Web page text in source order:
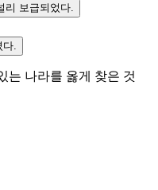
리 보급되었다.
.
는 나라를 옳게 찾은 것